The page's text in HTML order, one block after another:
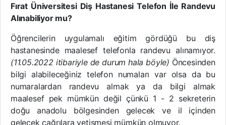
Fırat Üniversitesi Diş Hastanesi Telefon İle Randevu
Alınabiliyor mu?
Öğrencilerin uygulamalı eğitim gördüğü bu diş
hastanesinde maalesef telefonla randevu alınamıyor.
(11.05.2022 itibariyle de durum hala böyle) Öncesinden
bilgi alabileceğiniz telefon numaları var olsa da bu
numaralardan randevu almak ya da bilgi almak
maalesef pek mümkün değil çünkü 1 - 2 sekreterin
doğu anadolu bölgesinden gelecek ve il içinden
gelecek çağrılara yetişmesi mümkün olmuyor.